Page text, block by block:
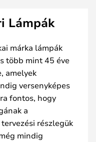
Lámpák
márka lámpák
több mint 45 éve
amelyek
versenyképes
fontos, hogy
a
részlegük
mindig